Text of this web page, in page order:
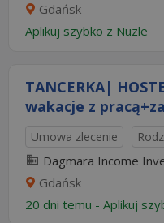
Gdańsk
Aplikuj szybko z Nuzle
TANCERKA|
wakacje z
Umowa zlecenie
Dagmara Income
Gdańsk
20 dni temu - Aplikuj